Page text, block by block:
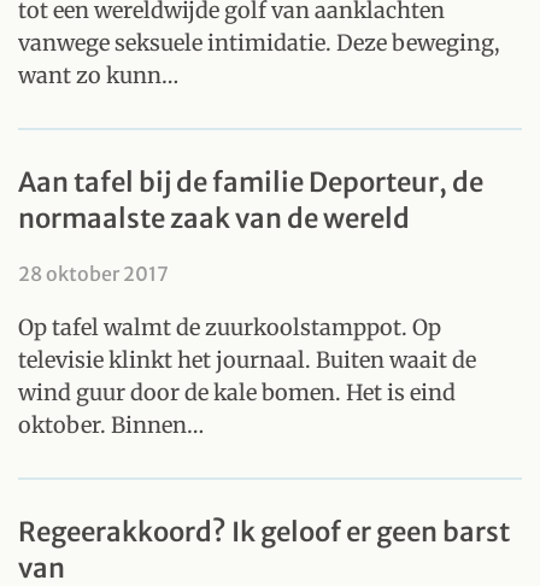
tot een wereldwijde golf van aanklachten
vanwege seksuele intimidatie. Deze beweging,
want zo kunn…
Aan tafel bij de familie Deporteur, de
normaalste zaak van de wereld
28 oktober 2017
Op tafel walmt de zuurkoolstamppot. Op
televisie klinkt het journaal. Buiten waait de
wind guur door de kale bomen. Het is eind
oktober. Binnen…
Regeerakkoord? Ik geloof er geen barst
van